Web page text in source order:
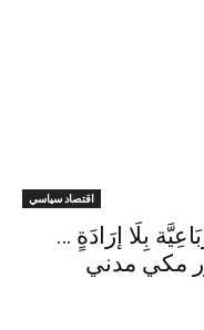
اقتصاد سياسي
بِلَا إرَادَةٍ …
مكي مدني